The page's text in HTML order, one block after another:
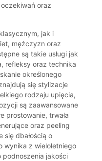
oraz
jak i
mężczyzn oraz
są takie usługi jak
refleksy oraz technika
określonego
się stylizacje
rodzaju upięcia,
są zaawansowane
prostowanie, trwała
oraz peeling
się dbałością o
wynika z wieloletniego
jakości